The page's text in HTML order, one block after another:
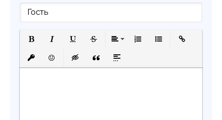
Подчеркнутый
Вставить защищенную ссылку
Вставить смайлик
Вставка скрытого текста
Вставка цитаты
Вставка спойлера